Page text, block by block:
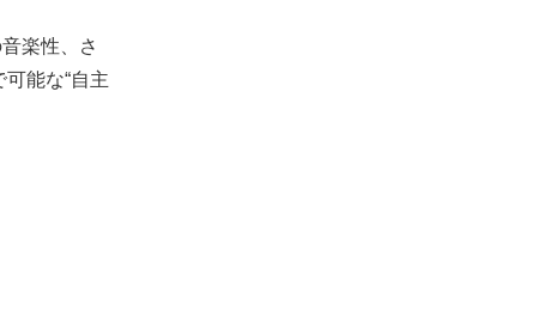
楽性、さ
能な“自主